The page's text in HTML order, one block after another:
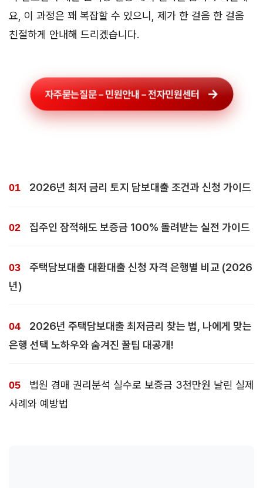
요, 이 과정은 꽤 복잡할 수 있으니, 제가 한 걸음 한 걸음
친절하게 안내해 드리겠습니다.
자주묻는질문 – 민원안내 – 전자민원센터
2026년 최저 금리 토지 담보대출 조건과 신청 가이드
집주인 잠적해도 보증금 100% 돌려받는 실전 가이드
주택담보대출 대환대출 신청 자격 은행별 비교 (2026
년)
2026년 주택담보대출 최저금리 찾는 법, 나에게 맞는
은행 선택 노하우와 숨겨진 꿀팁 대공개!
법원 경매 권리분석 실수로 보증금 3천만원 날린 실제
사례와 예방법